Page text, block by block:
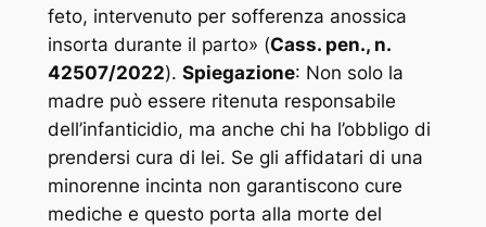
feto, intervenuto per sofferenza anossica
insorta durante il parto» (Cass. pen., n.
42507/2022). Spiegazione: Non solo la
madre può essere ritenuta responsabile
dell’infanticidio, ma anche chi ha l’obbligo di
prendersi cura di lei. Se gli affidatari di una
minorenne incinta non garantiscono cure
mediche e questo porta alla morte del